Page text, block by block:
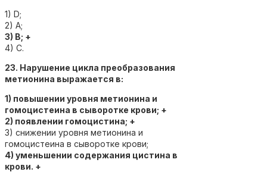
1) D;
2) А;
3) В; +
4) С.
23. Нарушение цикла преобразования
метионина выражается в:
1) повышении уровня метионина и
гомоцистеина в сыворотке крови; +
2) появлении гомоцистина; +
3) снижении уровня метионина и
гомоцистеина в сыворотке крови;
4) уменьшении содержания цистина в
крови. +